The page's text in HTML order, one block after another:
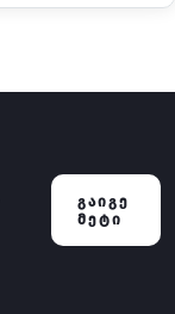
ᲒᲐᲘᲒᲔ
ᲛᲔᲢᲘ